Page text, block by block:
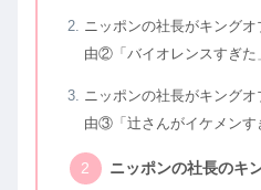
ニッポンの社長がキング
由②「バイオレンスすぎた
ニッポンの社長がキング
由③「辻さんがイケメンす
ニッポンの社長のキ